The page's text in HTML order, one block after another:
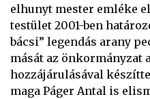
elhunyt mester emléke
testület 2001-ben
bácsi” legendás arany
mását az önkormányzat
hozzájárulásával
maga Páger Antal is